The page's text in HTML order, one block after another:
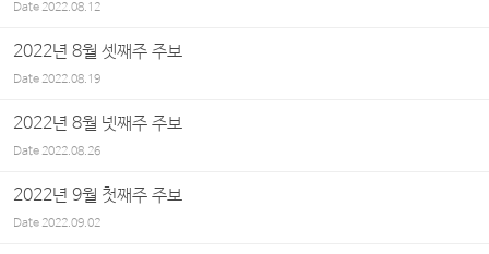
Date2022.08.12
2022년 8월 셋째주 주보
Date2022.08.19
2022년 8월 넷째주 주보
Date2022.08.26
2022년 9월 첫째주 주보
Date2022.09.02